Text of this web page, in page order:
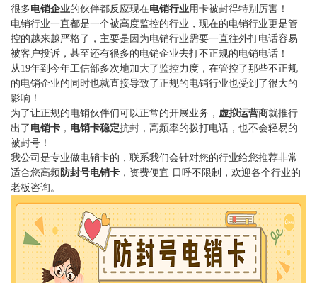
很多电销企业的伙伴都反应现在电销行业用卡被封得特别厉害！
电销行业一直都是一个被高度监控的行业，现在的电销行业更是管
控的越来越严格了，主要是因为电销行业需要一直往外打电话容易
被客户投诉，甚至还有很多的电销企业去打不正规的电销电话！
从19年到今年工信部多次地加大了监控力度，在管控了那些不正规
的电销企业的同时也就直接导致了正规的电销行业也受到了很大的
影响！
为了让正规的电销伙伴们可以正常的开展业务， 虚拟运营商就推行
出了 电销卡 ， 电销卡稳定抗封，高频率的拨打电话，也不会轻易的
被封号！
我公司是专业做电销卡的，联系我们会针对您的行业给您推荐非常
适合您高频防封号电销卡 ，资费便宜 日呼不限制，欢迎各个行业的
老板咨询。